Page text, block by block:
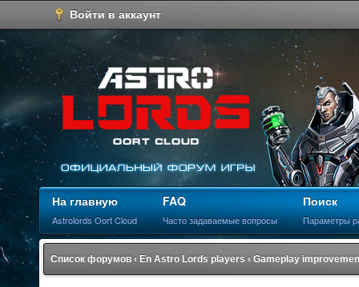
Войти в аккаунт
На главную
Astrolords Oort Cloud
FAQ
Часто задаваемые вопросы
Поиск
Параметры
Список форумов ‹ En Astro Lords players ‹ Gameplay